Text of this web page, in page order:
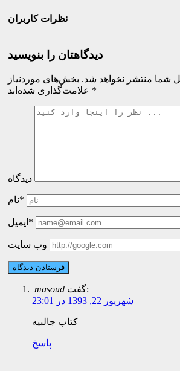
نظرات کاربران
دیدگاهتان را بنویسید
شما منتشر نخواهد شد. بخش‌های موردنیاز
*
دیدگاه
نام*
ایمیل*
وب سایت
masoud
گفت:
شهریور 22, 1393 در 23:01
کتاب جالبیه
پاسخ